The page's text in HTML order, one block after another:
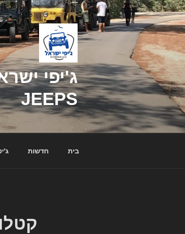
דילוג
לתוכן
JEEPS
בית חדשות